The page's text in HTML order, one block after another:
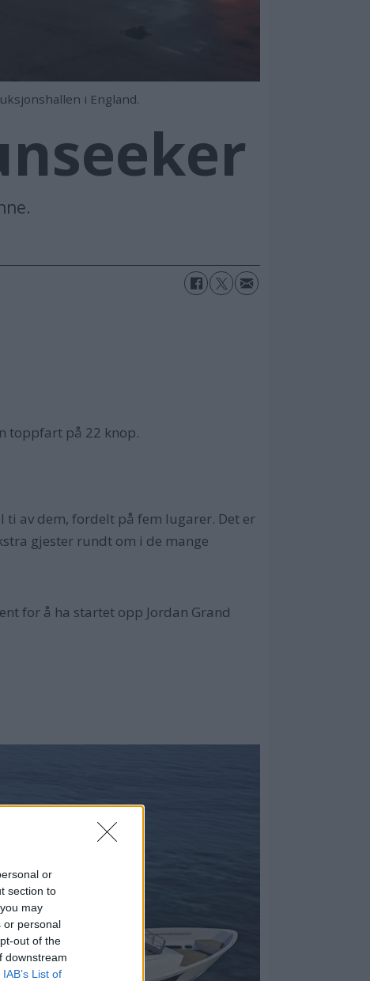
or
section to
may
or personal
out of the
downstream
IAB’s List of
i England.
toppfart på 22 knop.
ti av dem, fordelt på fem lugarer. Det er
gjester rundt om i de mange
for å ha startet opp Jordan Grand